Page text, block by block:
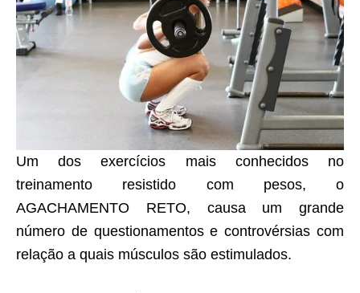
Um dos exercícios mais conhecidos no
treinamento resistido com pesos, o
AGACHAMENTO RETO, causa um grande
número de questionamentos e controvérsias com
relação a quais músculos são estimulados.